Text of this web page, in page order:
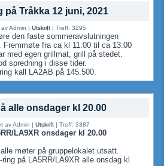
Tråkka 12 juni, 2021
Admin |Utskrift |Treff: 3295
den faste sommeravslutningen
Fremmøte fra ca kl 11:00 til ca 13:00
med egen grillmat, grill på stedet.
spredning i disse tider.
kall LA2AB på 145.500.
alle onsdager kl 20.00
av Admin |Utskrift |Treff: 3387
LA9XR onsdager kl 20.00
møter på gruppelokalet utsatt.
på LA5RR/LA9XR alle onsdag kl